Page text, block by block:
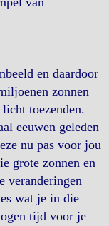
en daardoor
zonnen
toezenden.
eeuwen geleden
nu pas voor jou
grote zonnen en
veranderingen
wat je in die
tijd voor je